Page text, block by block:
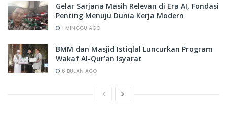
Gelar Sarjana Masih Relevan di Era AI, Fondasi
Penting Menuju Dunia Kerja Modern
1 MINGGU AGO
BMM dan Masjid Istiqlal Luncurkan Program
Wakaf Al-Qur’an Isyarat
6 BULAN AGO